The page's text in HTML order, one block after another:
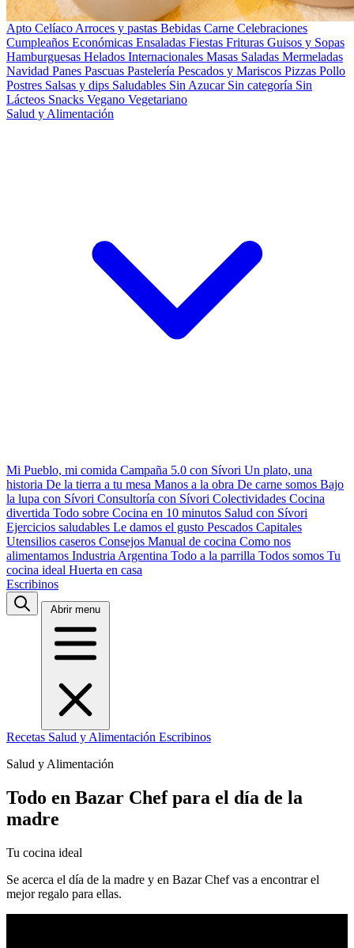
Apto Celíaco Arroces y pastas Bebidas Carne Celebraciones
Cumpleaños Económicas Ensaladas Fiestas Frituras Guisos y Sopas
Hamburguesas Helados Internacionales Masas Saladas Mermeladas
Navidad Panes Pascuas Pastelería Pescados y Mariscos Pizzas Pollo
Postres Salsas y dips Saludables Sin Azucar Sin categoría Sin
Lácteos Snacks Vegano Vegetariano
Salud y Alimentación
Mi Pueblo, mi comida Campaña 5.0 con Sívori Un plato, una
historia De la tierra a tu mesa Manos a la obra De carne somos Bajo
la lupa con Sívori Consultoría con Sívori Colectividades Cocina
divertida Todo sobre Cocina en 10 minutos Salud con Sívori
Ejercicios saludables Le damos el gusto Pescados Capitales
Utensilios caseros Consejos Manual de cocina Como nos
alimentamos Industria Argentina Todo a la parrilla Todos somos Tu
cocina ideal Huerta en casa
Escribinos
Abrir menu
Recetas Salud y Alimentación Escribinos
Salud y Alimentación
Todo en Bazar Chef para el día de la
madre
Tu cocina ideal
Se acerca el día de la madre y en Bazar Chef vas a encontrar el
mejor regalo para ellas.